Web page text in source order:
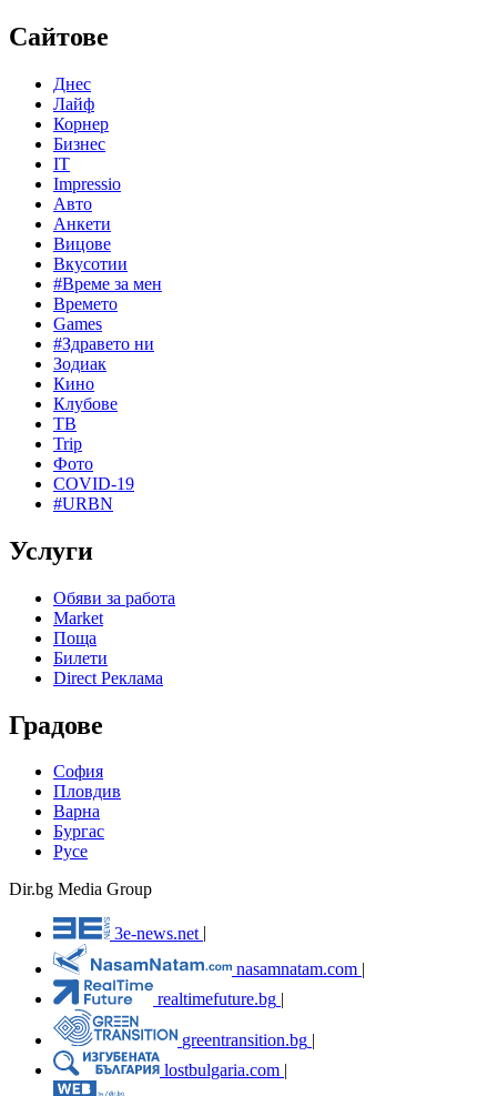
Сайтове
Днес
Лайф
Корнер
Бизнес
IT
Impressio
Авто
Анкети
Вицове
Вкусотии
#Време за мен
Времето
Games
#Здравето ни
Зодиак
Кино
Клубове
ТВ
Trip
Фото
COVID-19
#URBN
Услуги
Обяви за работа
Market
Поща
Билети
Direct Реклама
Градове
София
Пловдив
Варна
Бургас
Русе
Dir.bg Media Group
3e-news.net
nasamnatam.com |
realtimefuture.bg |
greentransition.bg |
lostbulgaria.com |